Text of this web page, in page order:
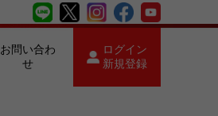
お問い合わ
せ
ログイン
新規登録